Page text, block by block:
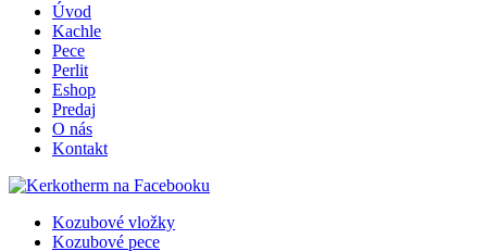
Úvod
Kachle
Pece
Perlit
Eshop
Predaj
O nás
Kontakt
Kozubové vložky
Kozubové pece